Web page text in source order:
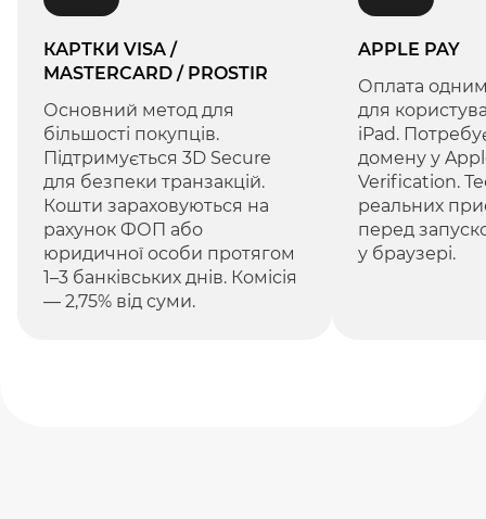
КАРТКИ VISA /
MASTERCARD / PROSTIR
Основний метод для
більшості покупців.
Підтримується 3D Secure
для безпеки транзакцій.
Кошти зараховуються на
рахунок ФОП або
юридичної особи протягом
1–3 банківських днів. Комісія
— 2,75% від суми.
APPLE PAY
Оплата
для
iPad.
домену у
Verification.
реальних
перед
у браузері.